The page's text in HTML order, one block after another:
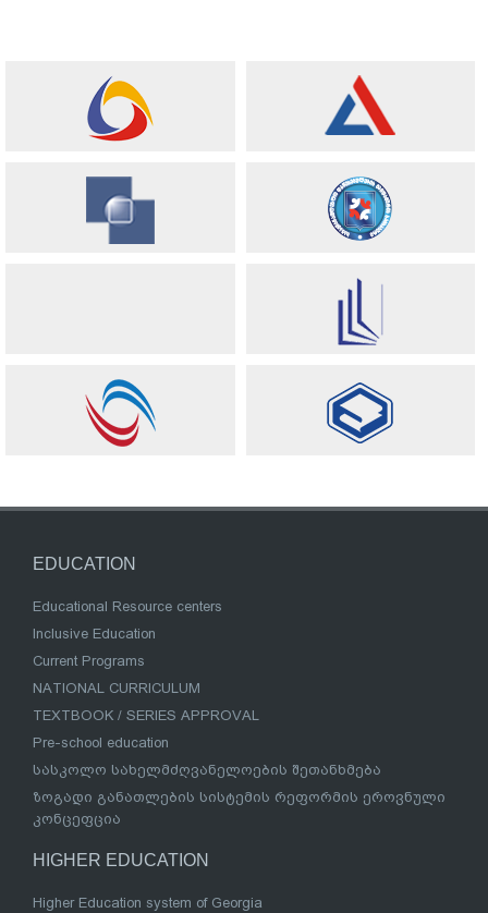
EDUCATION
Educational Resource centers
Inclusive Education
Current Programs
NATIONAL CURRICULUM
TEXTBOOK / SERIES APPROVAL
Pre-school education
სასკოლო სახელმძღვანელოების შეთანხმება
ზოგადი განათლების სისტემის რეფორმის ეროვნული
კონცეფცია
HIGHER EDUCATION
Higher Education system of Georgia